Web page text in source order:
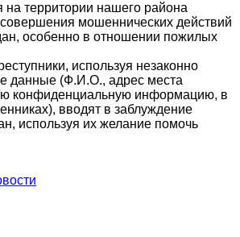
на территории нашего района
совершения мошеннических действий
особенно в отношении пожилых
используя незаконно
данные (Ф.И.О., адрес места
конфиденциальную информацию, в
вводят в заблуждение
используя их желание помочь